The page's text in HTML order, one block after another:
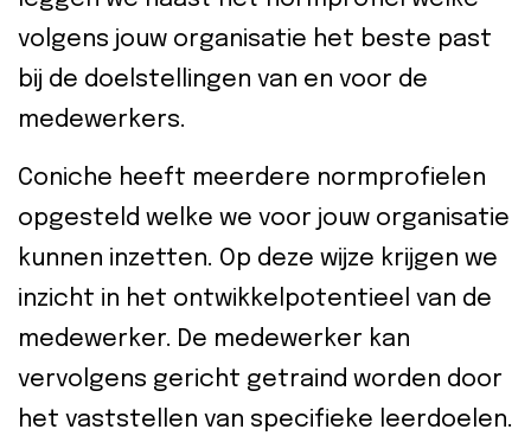
volgens jouw organisatie het beste past
bij de doelstellingen van en voor de
medewerkers.
Coniche heeft meerdere normprofielen
opgesteld welke we voor jouw organisatie
kunnen inzetten. Op deze wijze krijgen we
inzicht in het ontwikkelpotentieel van de
medewerker. De medewerker kan
vervolgens gericht getraind worden door
het vaststellen van specifieke leerdoelen.